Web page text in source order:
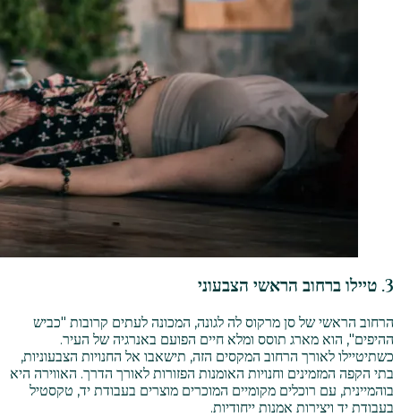
3. טיילו ברחוב הראשי הצבעוני
הרחוב הראשי של סן מרקוס לה לגונה, המכונה לעתים קרובות "כביש
ההיפים", הוא מארג תוסס ומלא חיים הפועם באנרגיה של העיר.
כשתיטיילו לאורך הרחוב המקסים הזה, תישאבו אל החנויות הצבעוניות,
בתי הקפה המזמינים וחנויות האומנות הפזורות לאורך הדרך. האווירה היא
בוהמיינית, עם רוכלים מקומיים המוכרים מוצרים בעבודת יד, טקסטיל
בעבודת יד ויצירות אמנות ייחודיות.